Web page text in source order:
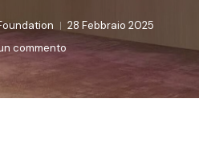
28 Febbraio 2025
commento